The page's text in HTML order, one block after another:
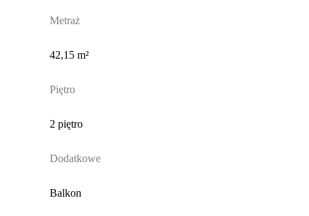
Metraż
42,15 m²
Piętro
2 piętro
Dodatkowe
Balkon